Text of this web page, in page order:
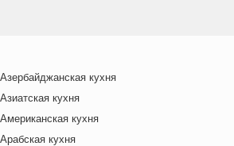
Азербайджанская кухня
Азиатская кухня
Американская кухня
Арабская кухня